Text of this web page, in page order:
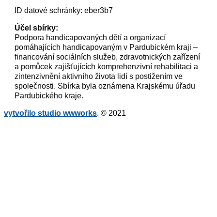
ID datové schránky: eber3b7
Účel sbírky:
Podpora handicapovaných dětí a organizací
pomáhajících handicapovaným v Pardubickém kraji –
financování sociálních služeb, zdravotnických zařízení
a pomůcek zajišťujících komprehenzivní rehabilitaci a
zintenzivnění aktivního života lidí s postižením ve
společnosti. Sbírka byla oznámena Krajskému úřadu
Pardubického kraje.
vytvořilo studio wwworks. © 2021